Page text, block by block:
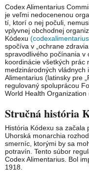
Codex Alimentarius
je veľmi nedocenenou
tí, ktorí o nej počuli,
vplyvnej obchodnej
Kódexu
spočíva v „ochrane
spravodlivého počínania v
koordinácie všetkých prác
medzinárodných vládnych
Alimentarius (latinsky pre
regulovaný spoluprácou
World Health Organization
Stručná história
História Kódexu sa začala
Uhorská monarchia
smerníc, ktorými by sa
potravín. Tento súbor
Codex Alimentarius. Bol
1918.